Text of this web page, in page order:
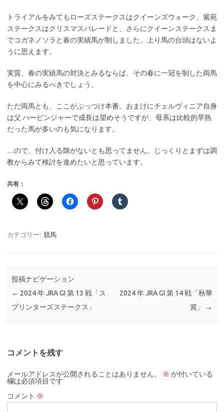
トライアルをみてもローズステークスはクイーンズウォーク、紫苑
ステークスはクリスマスパレードと、さらにクイーンステークスま
でコガネノソラと春の実績馬が制しました。上り馬の台頭はないよ
うに思えます。
実質、春の実績馬の対決とみるならば、その春に一冠を制した両馬
を中心にみるべきでしょう。
ただ両馬とも、ここがぶっつけ本番。おまけにチェルヴィニア自身
は父 ハービンジャーで成長は望めそうですが、母系は比較的早熟
だった馬が多いのも気になります。
…ので、付け入る隙がないとも思ってません。じっくりとまずは調
教からみて検討を進めたいと思っています。
共有：
カテゴリー: 競馬
投稿ナビゲーション
← 2024 年 JRA GI 第 13 戦「ス
プリンターズステークス」
2024 年 JRA GI 第 14 戦「秋華
賞」
→
コメントを残す
メールアドレスが公開されることはありません。 ※ が付いている
欄は必須項目です
コメント ※